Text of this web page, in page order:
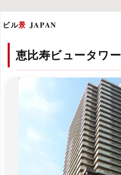
ビル景 JAPAN
恵比寿ビュータワー